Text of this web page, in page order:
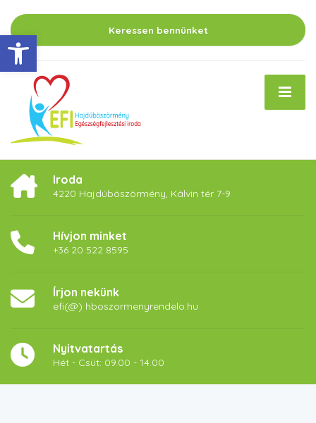
Eszköztár megnyitása
Keressen bennünket
Iroda
4220 Hajdúböszörmény, Kálvin tér 7-9
Hívjon minket
+36 20 522 8595
Írjon nekünk
efi(@) hboszormenyrendelo.hu
Nyitvatartás
Hét - Csüt: 09.00 - 14.00